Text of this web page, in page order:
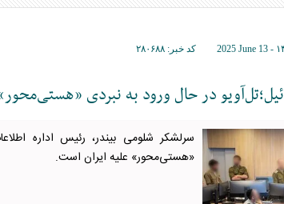
2025 June 13 کد خبر: ۲۸۰۶۸۸
در حال ورود به نبردی
سرلشکر شلومی بیندر، رئیس اداره
«هستی‌محور» علیه ایران است.